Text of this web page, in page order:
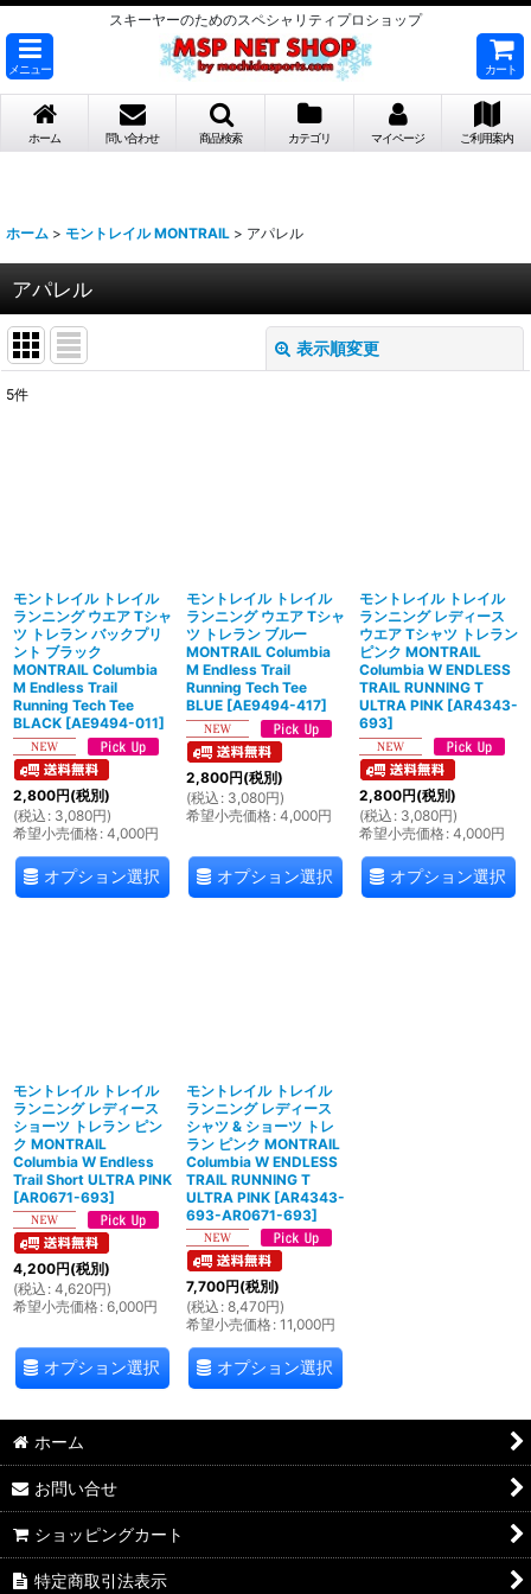
スキーヤーのためのスペシャリティプロショップ
メニュー カート
ホーム 問い合わせ 商品検索 カテゴリ マイページ ご利用案内
ホーム > モントレイル MONTRAIL > アパレル
アパレル
表示順変更
5件
モントレイル トレイル
ランニング ウエア Tシャ
ツ トレラン バックプリ
ント ブラック
MONTRAIL Columbia
M Endless Trail
Running Tech Tee
BLACK [AE9494-011]
2,800円(税別)
(税込 : 3,080円)
希望小売価格: 4,000円
オプション選択
モントレイル トレイル
ランニング ウエア Tシャ
ツ トレラン ブルー
MONTRAIL Columbia
M Endless Trail
Running Tech Tee
BLUE [AE9494-417]
2,800円(税別)
(税込 : 3,080円)
希望小売価格: 4,000円
オプション選択
モントレイル トレイル
ランニング レディース
ウエア Tシャツ トレラン
ピンク MONTRAIL
Columbia W ENDLESS
TRAIL RUNNING T
ULTRA PINK [AR4343-
693]
2,800円(税別)
(税込 : 3,080円)
希望小売価格: 4,000円
オプション選択
モントレイル トレイル
ランニング レディース
ショーツ トレラン ピン
ク MONTRAIL
Columbia W Endless
Trail Short ULTRA PINK
[AR0671-693]
4,200円(税別)
(税込 : 4,620円)
希望小売価格: 6,000円
オプション選択
モントレイル トレイル
ランニング レディース
シャツ & ショーツ トレ
ラン ピンク MONTRAIL
Columbia W ENDLESS
TRAIL RUNNING T
ULTRA PINK [AR4343-
693-AR0671-693]
7,700円(税別)
(税込 : 8,470円)
希望小売価格: 11,000円
オプション選択
ホーム
お問い合せ
ショッピングカート
特定商取引法表示